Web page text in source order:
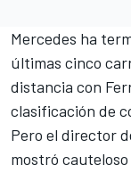
Mercedes ha
últimas cinco
distancia con
clasificación de
Pero el director
mostró